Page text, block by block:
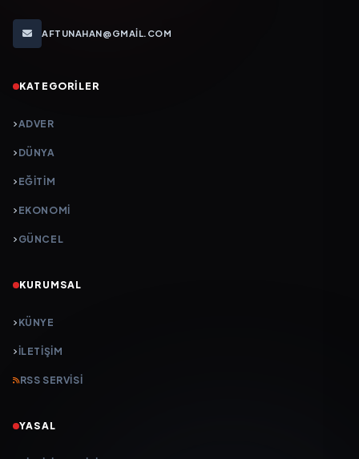
AFTUNAHAN@GMAIL.COM
KATEGORILER
ADVER
DÜNYA
EĞİTİM
EKONOMİ
GÜNCEL
KURUMSAL
KÜNYE
İLETIŞIM
RSS SERVISI
YASAL